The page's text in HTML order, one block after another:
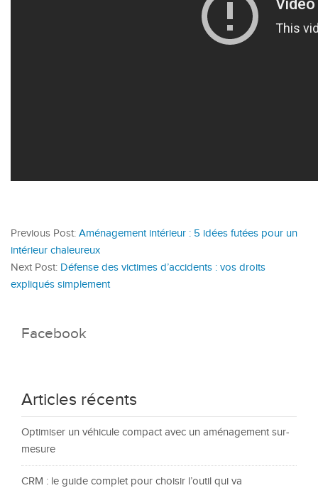
Previous Post: Aménagement intérieur : 5 idées futées pour un
intérieur chaleureux
Next Post: Défense des victimes d’accidents : vos droits
expliqués simplement
Facebook
Articles récents
Optimiser un véhicule compact avec un aménagement sur-
mesure
CRM : le guide complet pour choisir l’outil qui va